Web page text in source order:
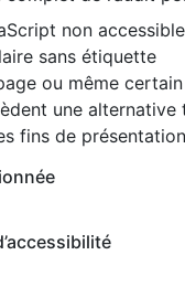
non
sans étiquette
ou même
une alternative
fins de